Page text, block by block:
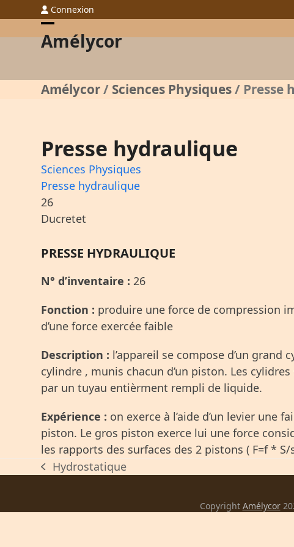
to
content
Connexion
Amélycor
Open
menu
Close
menu
Amélycor/ Sciences Physiques/ Presse
Presse hydraulique
Sciences Physiques
Presse hydraulique
26
Ducretet
PRESSE HYDRAULIQUE
N° d’inventaire :26
Fonction : produire une force de compression
d’une force exercée faible
Description : l’appareil se compose d’un grand
cylindre , munis chacun d’un piston. Les
par un tuyau entièrment rempli de liquide.
Expérience : on exerce à l’aide d’un levier une
piston. Le gros piston exerce lui une force
les rapports des surfaces des 2 pistons ( F=f * S/
previous
Hydrostatique
Copyright Amélycor